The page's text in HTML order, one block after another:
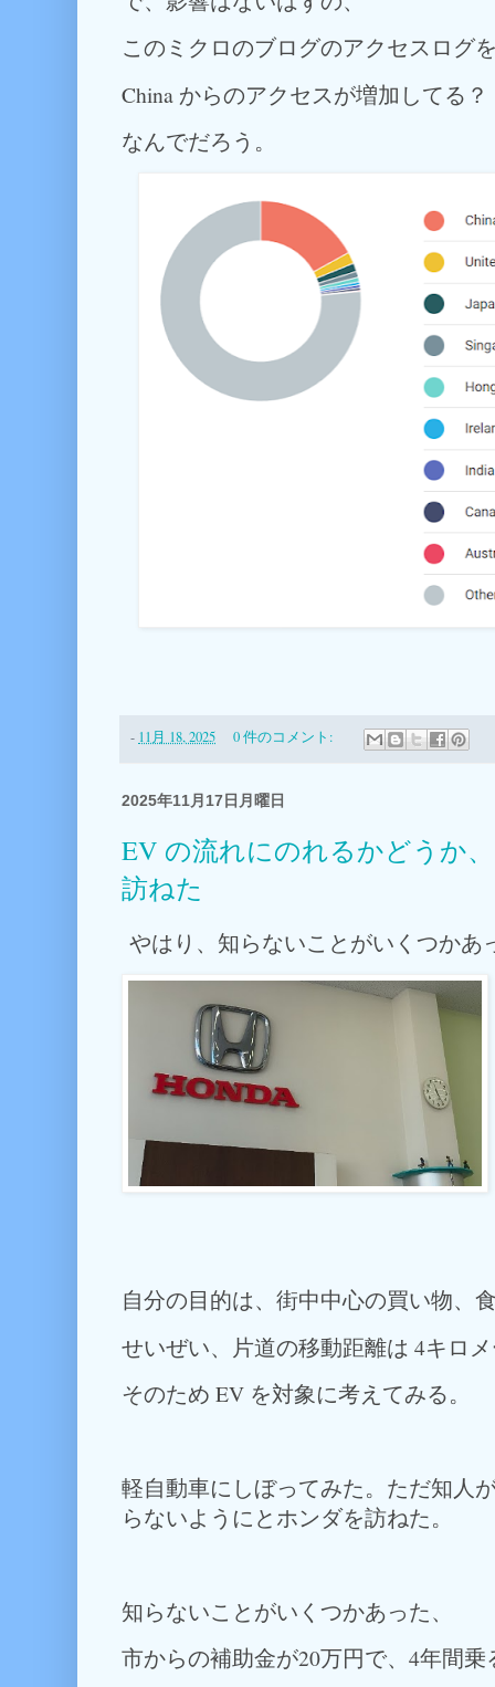
このミクロのブログのアクセスログ
China からのアクセスが増加してる？
なんでだろう。
- 11月 18, 2025 0 件のコメント:
2025年11月17日月曜日
EV の流れにのれるかどうか
訪ねた
やはり、知らないことがいくつかあ
自分の目的は、街中中心の買い物、
せいぜい、片道の移動距離は 4キロ
そのため EV を対象に考えてみる。
軽自動車にしぼってみた。ただ知人
らないようにとホンダを訪ねた。
知らないことがいくつかあった、
市からの補助金が20万円で、4年間